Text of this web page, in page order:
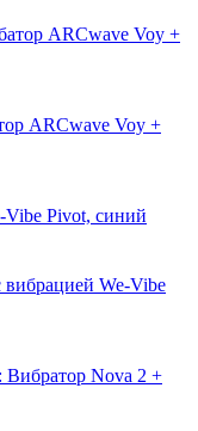
ARCwave Voy +
вибрацией We-Vibe